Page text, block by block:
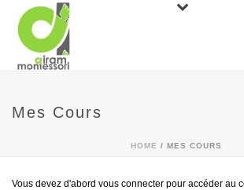
Mes Cours
HOME / MES COURS
Vous devez d'abord vous connecter pour accéder au